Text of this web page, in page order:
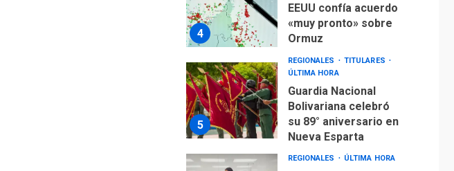
4
EEUU confía acuerdo
«muy pronto» sobre
Ormuz
5
REGIONALES
TITULARES
ÚLTIMA HORA
Guardia Nacional
Bolivariana celebró
su 89° aniversario en
Nueva Esparta
REGIONALES ÚLTIMA HORA